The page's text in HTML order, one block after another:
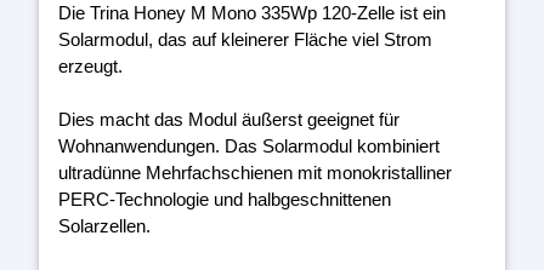
Die Trina Honey M Mono 335Wp 120-Zelle ist ein
Solarmodul, das auf kleinerer Fläche viel Strom
erzeugt.
Dies macht das Modul äußerst geeignet für
Wohnanwendungen. Das Solarmodul kombiniert
ultradünne Mehrfachschienen mit monokristalliner
PERC-Technologie und halbgeschnittenen
Solarzellen.